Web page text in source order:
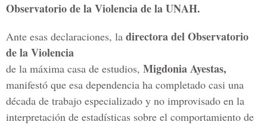
Observatorio de la Violencia de la UNAH.
Ante esas declaraciones, la directora del Observatorio
de la Violencia
de la máxima casa de estudios, Migdonia Ayestas,
manifestó que esa dependencia ha completado casi una
década de trabajo especializado y no improvisado en la
interpretación de estadísticas sobre el comportamiento de